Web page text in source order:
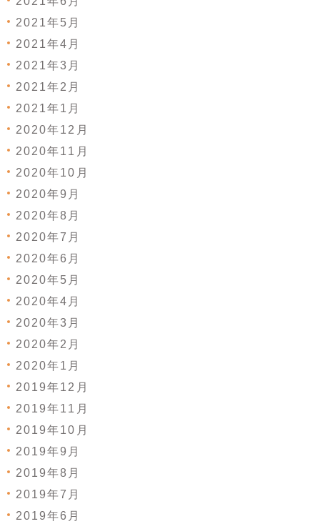
2021年5月
2021年4月
2021年3月
2021年2月
2021年1月
2020年12月
2020年11月
2020年10月
2020年9月
2020年8月
2020年7月
2020年6月
2020年5月
2020年4月
2020年3月
2020年2月
2020年1月
2019年12月
2019年11月
2019年10月
2019年9月
2019年8月
2019年7月
2019年6月